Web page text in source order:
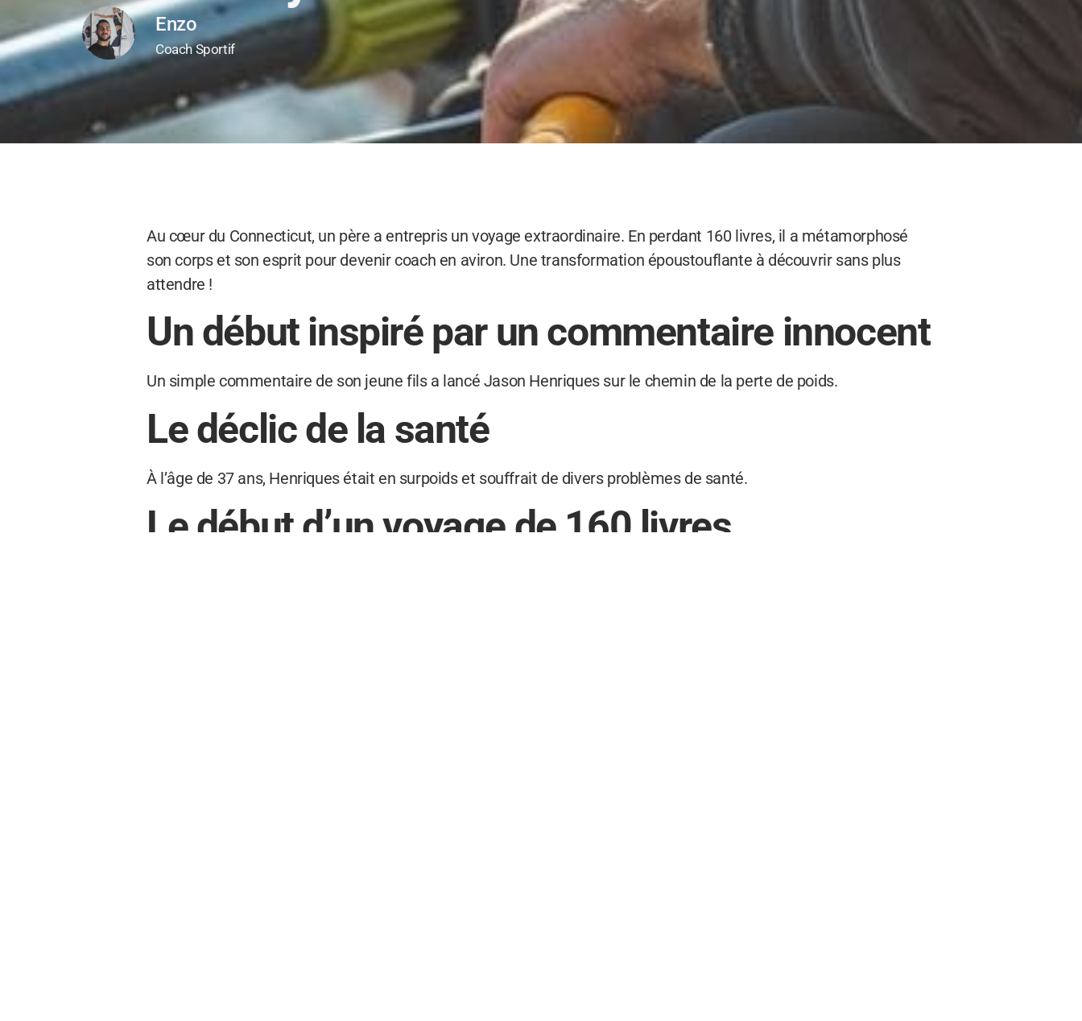
Enzo
Coach Sportif
Au cœur du Connecticut, un père a entrepris un voyage extraordinaire. En perdant 160 livres, il a métamorphosé
son corps et son esprit pour devenir coach en aviron. Une transformation époustouflante à découvrir sans plus
attendre !
Un début inspiré par un commentaire innocent
Un simple commentaire de son jeune fils a lancé Jason Henriques sur le chemin de la perte de poids.
Le déclic de la santé
À l’âge de 37 ans, Henriques était en surpoids et souffrait de divers problèmes de santé.
Le début d’un voyage de 160 livres